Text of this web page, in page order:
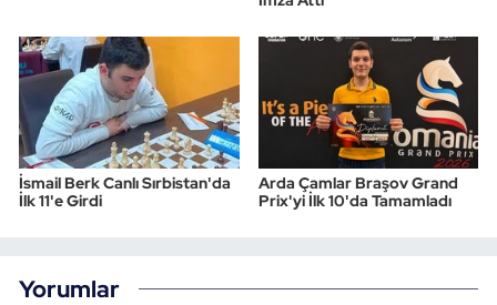
İsmail Berk Canlı Sırbistan'da
İlk 11'e Girdi
Arda Çamlar Braşov Grand
Prix'yi İlk 10'da Tamamladı
Yorumlar